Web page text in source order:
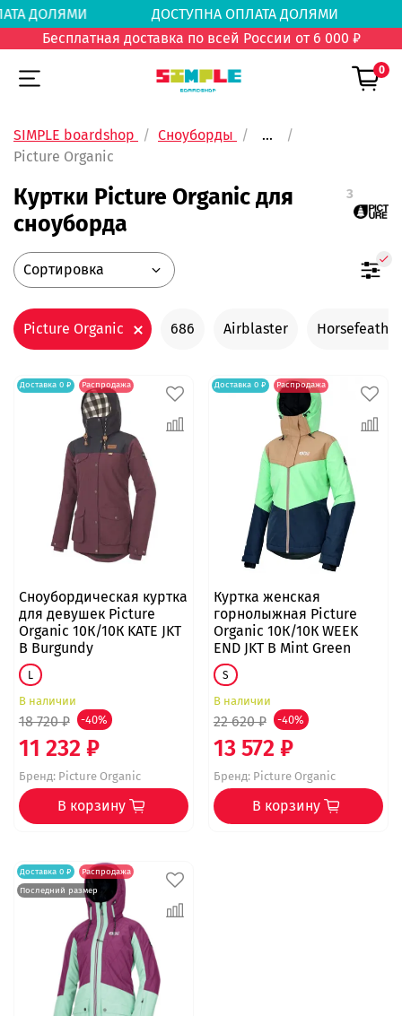
ДОЛЯМИ ДОСТУПНА ОПЛАТА ДОЛЯМИ
Бесплатная доставка по всей России от 6 000 ₽
0
SIMPLE boardshop Сноуборды
...
Picture Organic
Куртки Picture Organic для
сноуборда
3
Picture Organic 686 Airblaster
Доставка 0 ₽ Распродажа
Сноубордическая куртка
для девушек Picture
Organic 10К/10К KATE JKT
B Burgundy
L
В наличии
18 720 ₽ -40%
11 232 ₽
Бренд:Picture Organic
В корзину
Доставка 0 ₽ Распродажа
Куртка женская
горнолыжная Picture
Organic 10К/10К WEEK
END JKT B Mint Green
S
В наличии
22 620 ₽ -40%
13 572 ₽
Бренд:Picture Organic
В корзину
Доставка 0 ₽
Распродажа
Последний размер